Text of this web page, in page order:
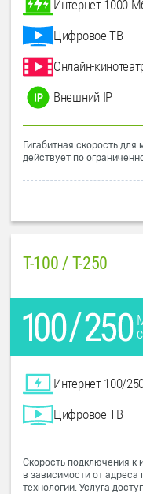
Интернет 1000
Цифровое ТВ
Онлайн-
Внешний IP
Гигабитная скорость
действует по
T-100 / T-250
Интернет 100/
Цифровое ТВ
Скорость подключения к
в зависимости от
технологии. Услуга